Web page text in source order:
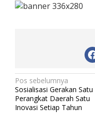
N
a
v
Pos sebelumnya
Sosialisasi Gerakan Satu
Perangkat Daerah Satu
Inovasi Setiap Tahun